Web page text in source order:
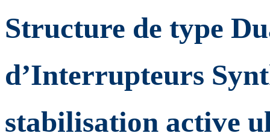
Structure de type
d’Interrupteurs
stabilisation active